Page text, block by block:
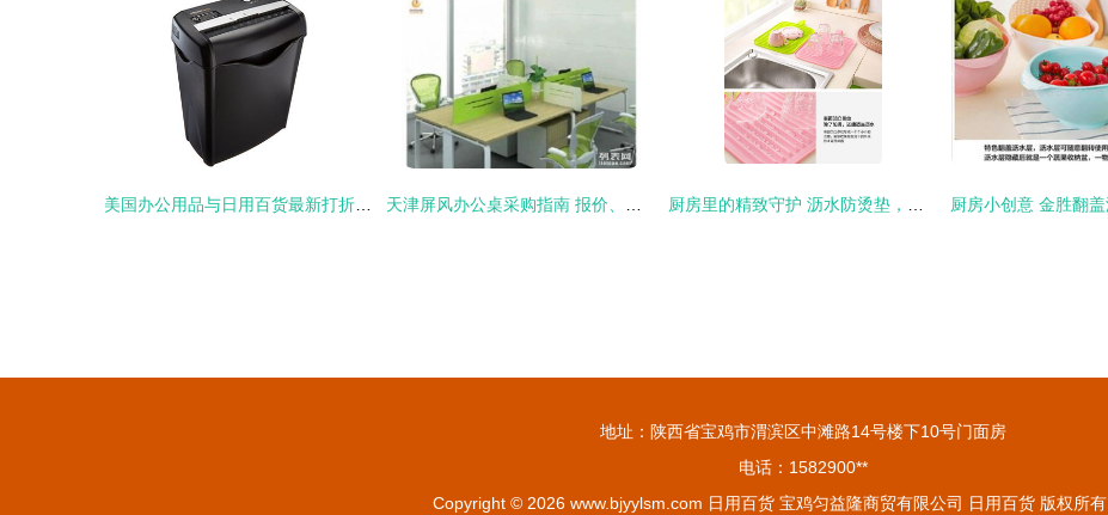
地址：陕西省宝鸡市渭滨区中滩路14号楼下10号门面房
电话：1582900**
Copyright © 2026 www.bjyylsm.com 日用百货 宝鸡匀益隆商贸有限公司 日用百货 版权所有